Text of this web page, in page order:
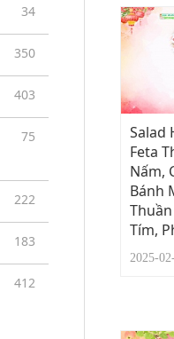
24
34
350
403
75
222
183
412
Salad
Feta
Nấm,
Bánh
Tím,
2025-